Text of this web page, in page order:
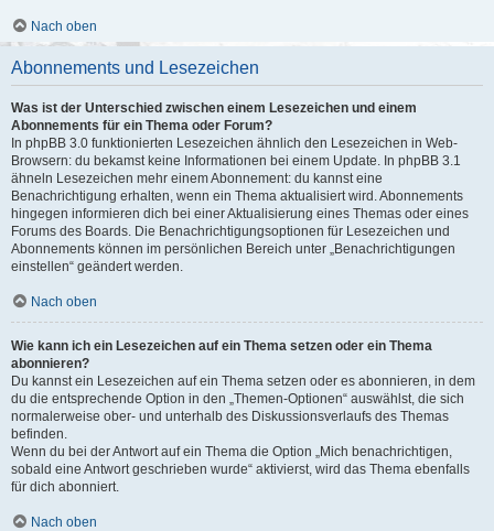
Nach oben
Abonnements und Lesezeichen
Was ist der Unterschied zwischen einem Lesezeichen und einem
Abonnements für ein Thema oder Forum?
In phpBB 3.0 funktionierten Lesezeichen ähnlich den Lesezeichen in Web-
Browsern: du bekamst keine Informationen bei einem Update. In phpBB 3.1
ähneln Lesezeichen mehr einem Abonnement: du kannst eine
Benachrichtigung erhalten, wenn ein Thema aktualisiert wird. Abonnements
hingegen informieren dich bei einer Aktualisierung eines Themas oder eines
Forums des Boards. Die Benachrichtigungsoptionen für Lesezeichen und
Abonnements können im persönlichen Bereich unter „Benachrichtigungen
einstellen“ geändert werden.
Nach oben
Wie kann ich ein Lesezeichen auf ein Thema setzen oder ein Thema
abonnieren?
Du kannst ein Lesezeichen auf ein Thema setzen oder es abonnieren, in dem
du die entsprechende Option in den „Themen-Optionen“ auswählst, die sich
normalerweise ober- und unterhalb des Diskussionsverlaufs des Themas
befinden.
Wenn du bei der Antwort auf ein Thema die Option „Mich benachrichtigen,
sobald eine Antwort geschrieben wurde“ aktivierst, wird das Thema ebenfalls
für dich abonniert.
Nach oben